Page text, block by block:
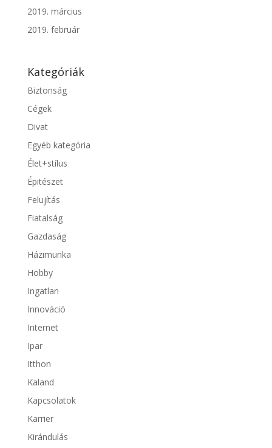
2019. március
2019. február
Kategóriák
Biztonság
Cégek
Divat
Egyéb kategória
Élet+stílus
Épitészet
Felujítás
Fiatalság
Gazdaság
Házimunka
Hobby
Ingatlan
Innováció
Internet
Ipar
Itthon
Kaland
Kapcsolatok
Karrier
Kirándulás